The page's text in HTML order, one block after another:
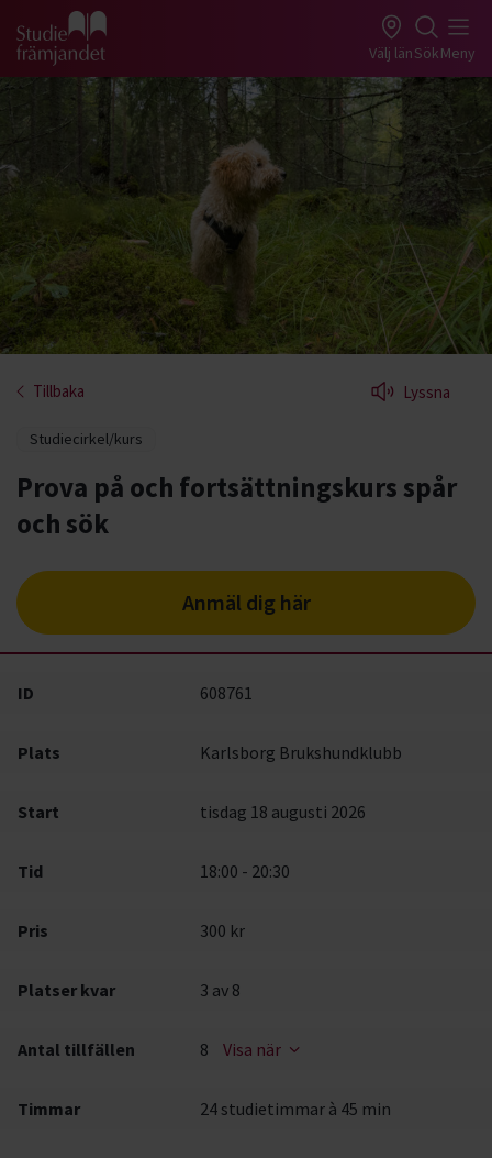
Gå till studiefrämjandets startsida Välj länSökMeny
Tillbaka Lyssna
Studiecirkel/kurs
Prova på och fortsättningskurs spår
och sök
Anmäl dig här
ID 608761
Plats Karlsborg Brukshundklubb
Start tisdag 18 augusti 2026
Tid 18:00 - 20:30
Pris 300 kr
Platser kvar 3 av 8
Antal tillfällen 8 Visa när
Timmar 24 studietimmar à 45 min